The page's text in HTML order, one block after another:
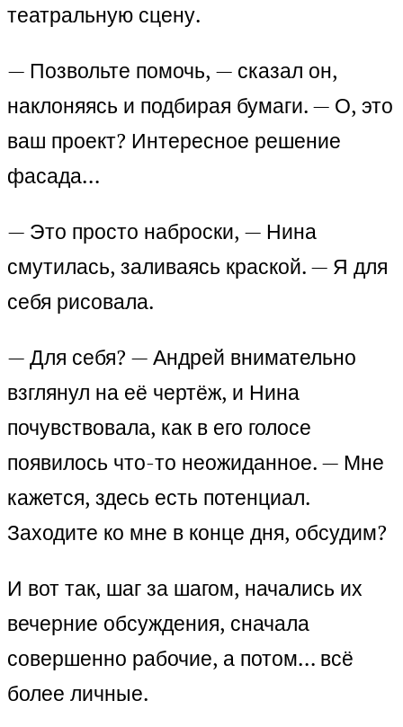
театральную сцену.
— Позвольте помочь, — сказал он,
наклоняясь и подбирая бумаги. — О, это
ваш проект? Интересное решение
фасада…
— Это просто наброски, — Нина
смутилась, заливаясь краской. — Я для
себя рисовала.
— Для себя? — Андрей внимательно
взглянул на её чертёж, и Нина
почувствовала, как в его голосе
появилось что-то неожиданное. — Мне
кажется, здесь есть потенциал.
Заходите ко мне в конце дня, обсудим?
И вот так, шаг за шагом, начались их
вечерние обсуждения, сначала
совершенно рабочие, а потом… всё
более личные.